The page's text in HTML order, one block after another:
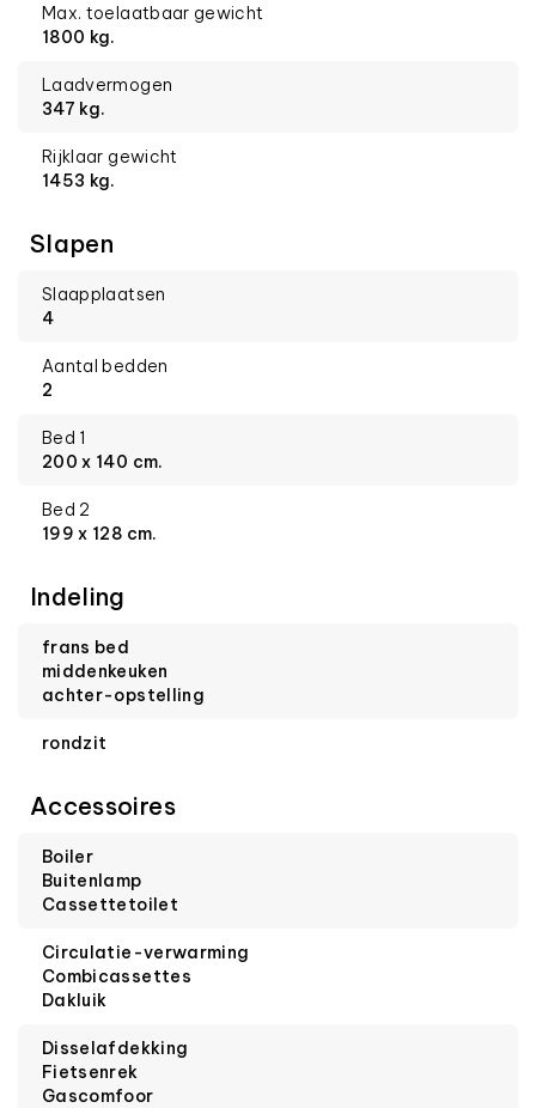
Max. toelaatbaar gewicht
1800 kg.
Laadvermogen
347 kg.
Rijklaar gewicht
1453 kg.
Slapen
Slaapplaatsen
4
Aantal bedden
2
Bed 1
200 x 140 cm.
Bed 2
199 x 128 cm.
Indeling
frans bed
middenkeuken
achter-opstelling
rondzit
Accessoires
Boiler
Buitenlamp
Cassettetoilet
Circulatie-verwarming
Combicassettes
Dakluik
Disselafdekking
Fietsenrek
Gascomfoor